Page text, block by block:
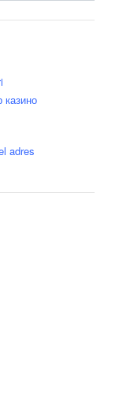
казино
adres